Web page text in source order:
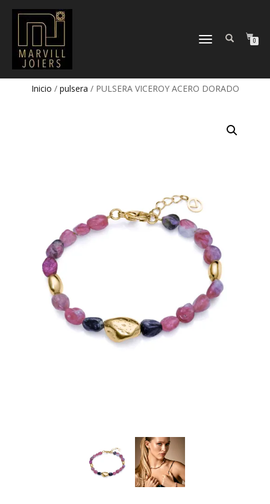
TOGGLE
0
Inicio / pulsera / PULSERA VICEROY ACERO DORADO